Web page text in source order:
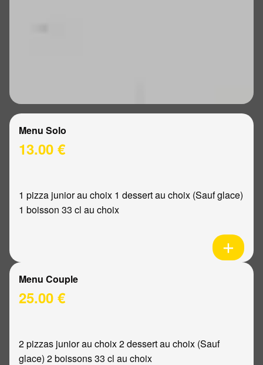
Menu Solo
13.00 €
1 pizza junior au choix 1 dessert au choix (Sauf glace)
1 boisson 33 cl au choix
Menu Couple
25.00 €
2 pizzas junior au choix 2 dessert au choix (Sauf
glace) 2 boissons 33 cl au choix